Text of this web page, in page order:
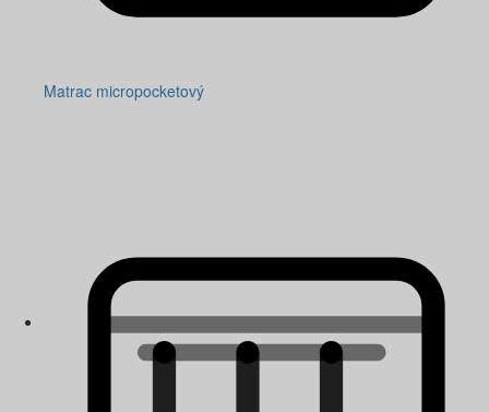
Matrac micropocketový